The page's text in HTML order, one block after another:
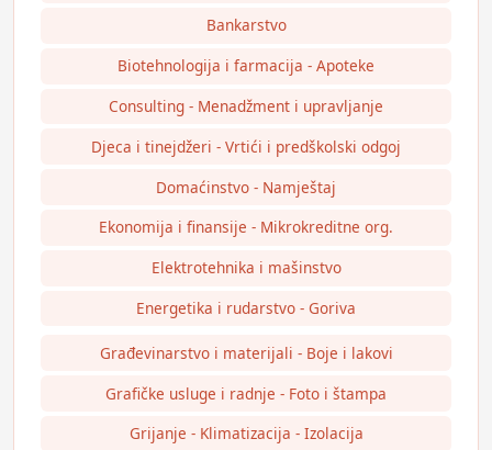
Bankarstvo
Biotehnologija i farmacija - Apoteke
Consulting - Menadžment i upravljanje
Djeca i tinejdžeri - Vrtići i predškolski odgoj
Domaćinstvo - Namještaj
Ekonomija i finansije - Mikrokreditne org.
Elektrotehnika i mašinstvo
Energetika i rudarstvo - Goriva
Građevinarstvo i materijali - Boje i lakovi
Grafičke usluge i radnje - Foto i štampa
Grijanje - Klimatizacija - Izolacija